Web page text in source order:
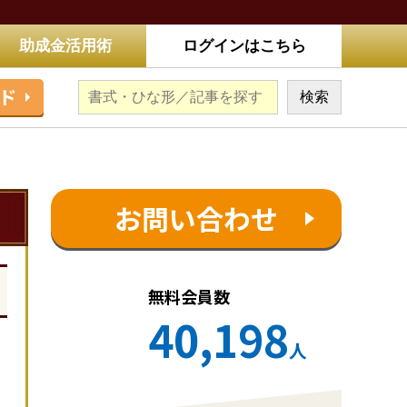
助成金活用術 ログインはこちら
お問い合わせ
無料会員数
40,198人